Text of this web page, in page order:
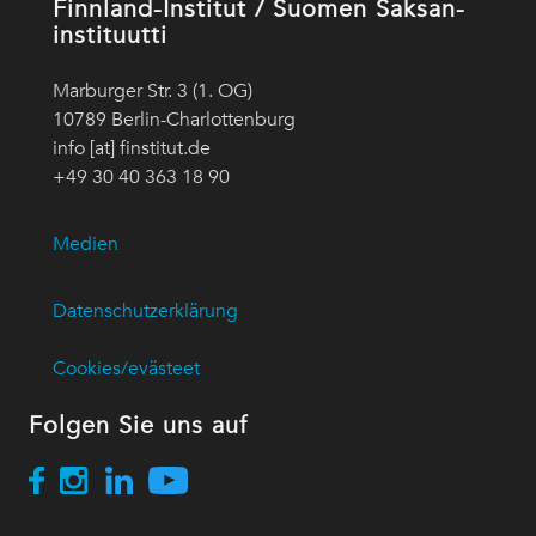
Finnland-Institut / Suomen Saksan-
instituutti
Marburger Str. 3 (1. OG)
10789 Berlin-Charlottenburg
info [at] finstitut.de
+49 30 40 363 18 90
Medien
Datenschutzerklärung
Cookies/evästeet
Folgen Sie uns auf